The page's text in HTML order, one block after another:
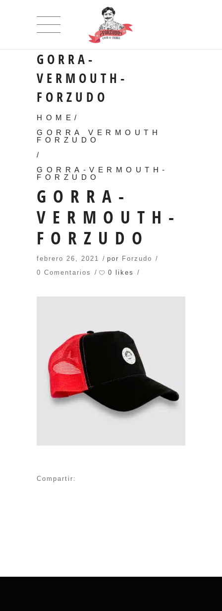
GORRA-
VERMOUTH-
FORZUDO
HOME /
GORRA VERMOUTH
FORZUDO
/
GORRA-VERMOUTH-
FORZUDO
GORRA-
VERMOUTH-
FORZUDO
febrero 26, 2021 por Forzudo
0 Comentarios
0 likes
Compartir: